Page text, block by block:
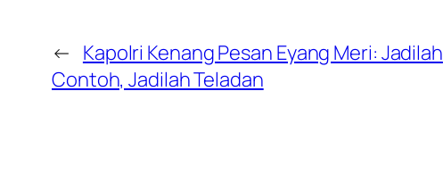
← Kapolri Kenang Pesan Eyang Meri: Jadilah
Contoh, Jadilah Teladan